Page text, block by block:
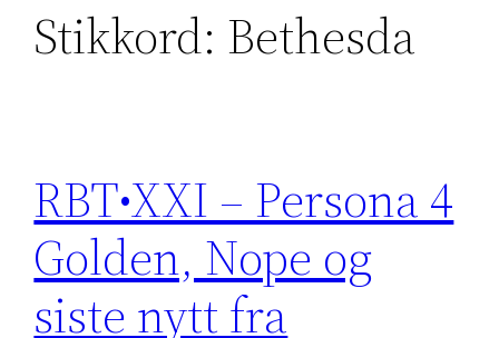
Stikkord: Bethesda
RBT•XXI – Persona 4
Golden, Nope og
siste nytt fra